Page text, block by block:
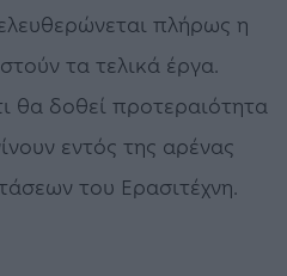
πλήρως η
τα τελικά έργα.
θα δοθεί προτεραιότητα
εντός της αρένας
του Ερασιτέχνη.